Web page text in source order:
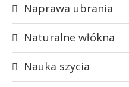
Naprawa ubrania
Naturalne włókna
Nauka szycia